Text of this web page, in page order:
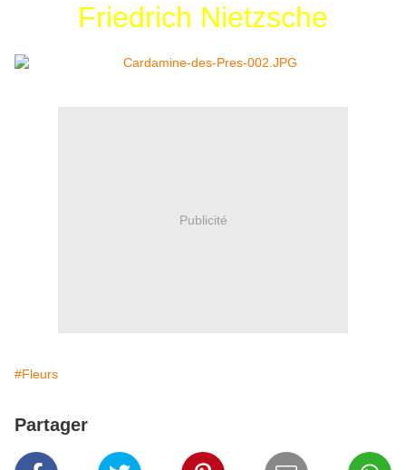
Friedrich Nietzsche
Publicité
#Fleurs
Partager